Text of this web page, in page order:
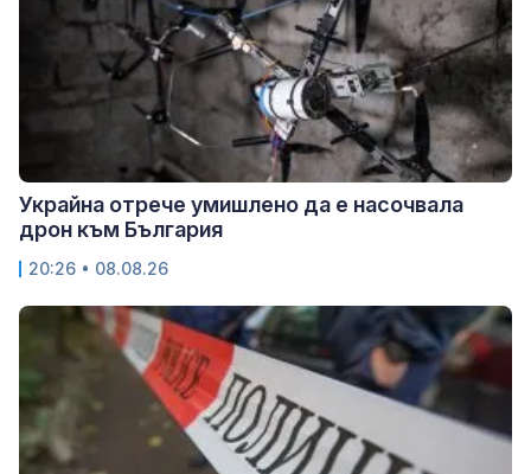
Украйна отрече умишлено да е насочвала
дрон към България
20:26 • 08.08.26